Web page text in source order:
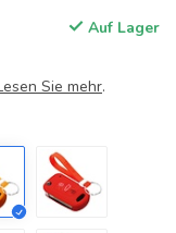
Auf Lager
Sie mehr.